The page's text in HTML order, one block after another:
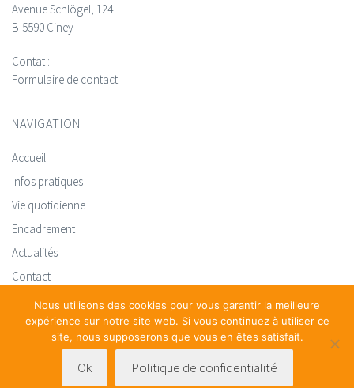
Avenue Schlögel, 124
B-5590 Ciney
Contat :
Formulaire de contact
NAVIGATION
Accueil
Infos pratiques
Vie quotidienne
Encadrement
Actualités
Contact
Nous utilisons des cookies pour vous garantir la meilleure
expérience sur notre site web. Si vous continuez à utiliser ce
site, nous supposerons que vous en êtes satisfait.
Ok Politique de confidentialité